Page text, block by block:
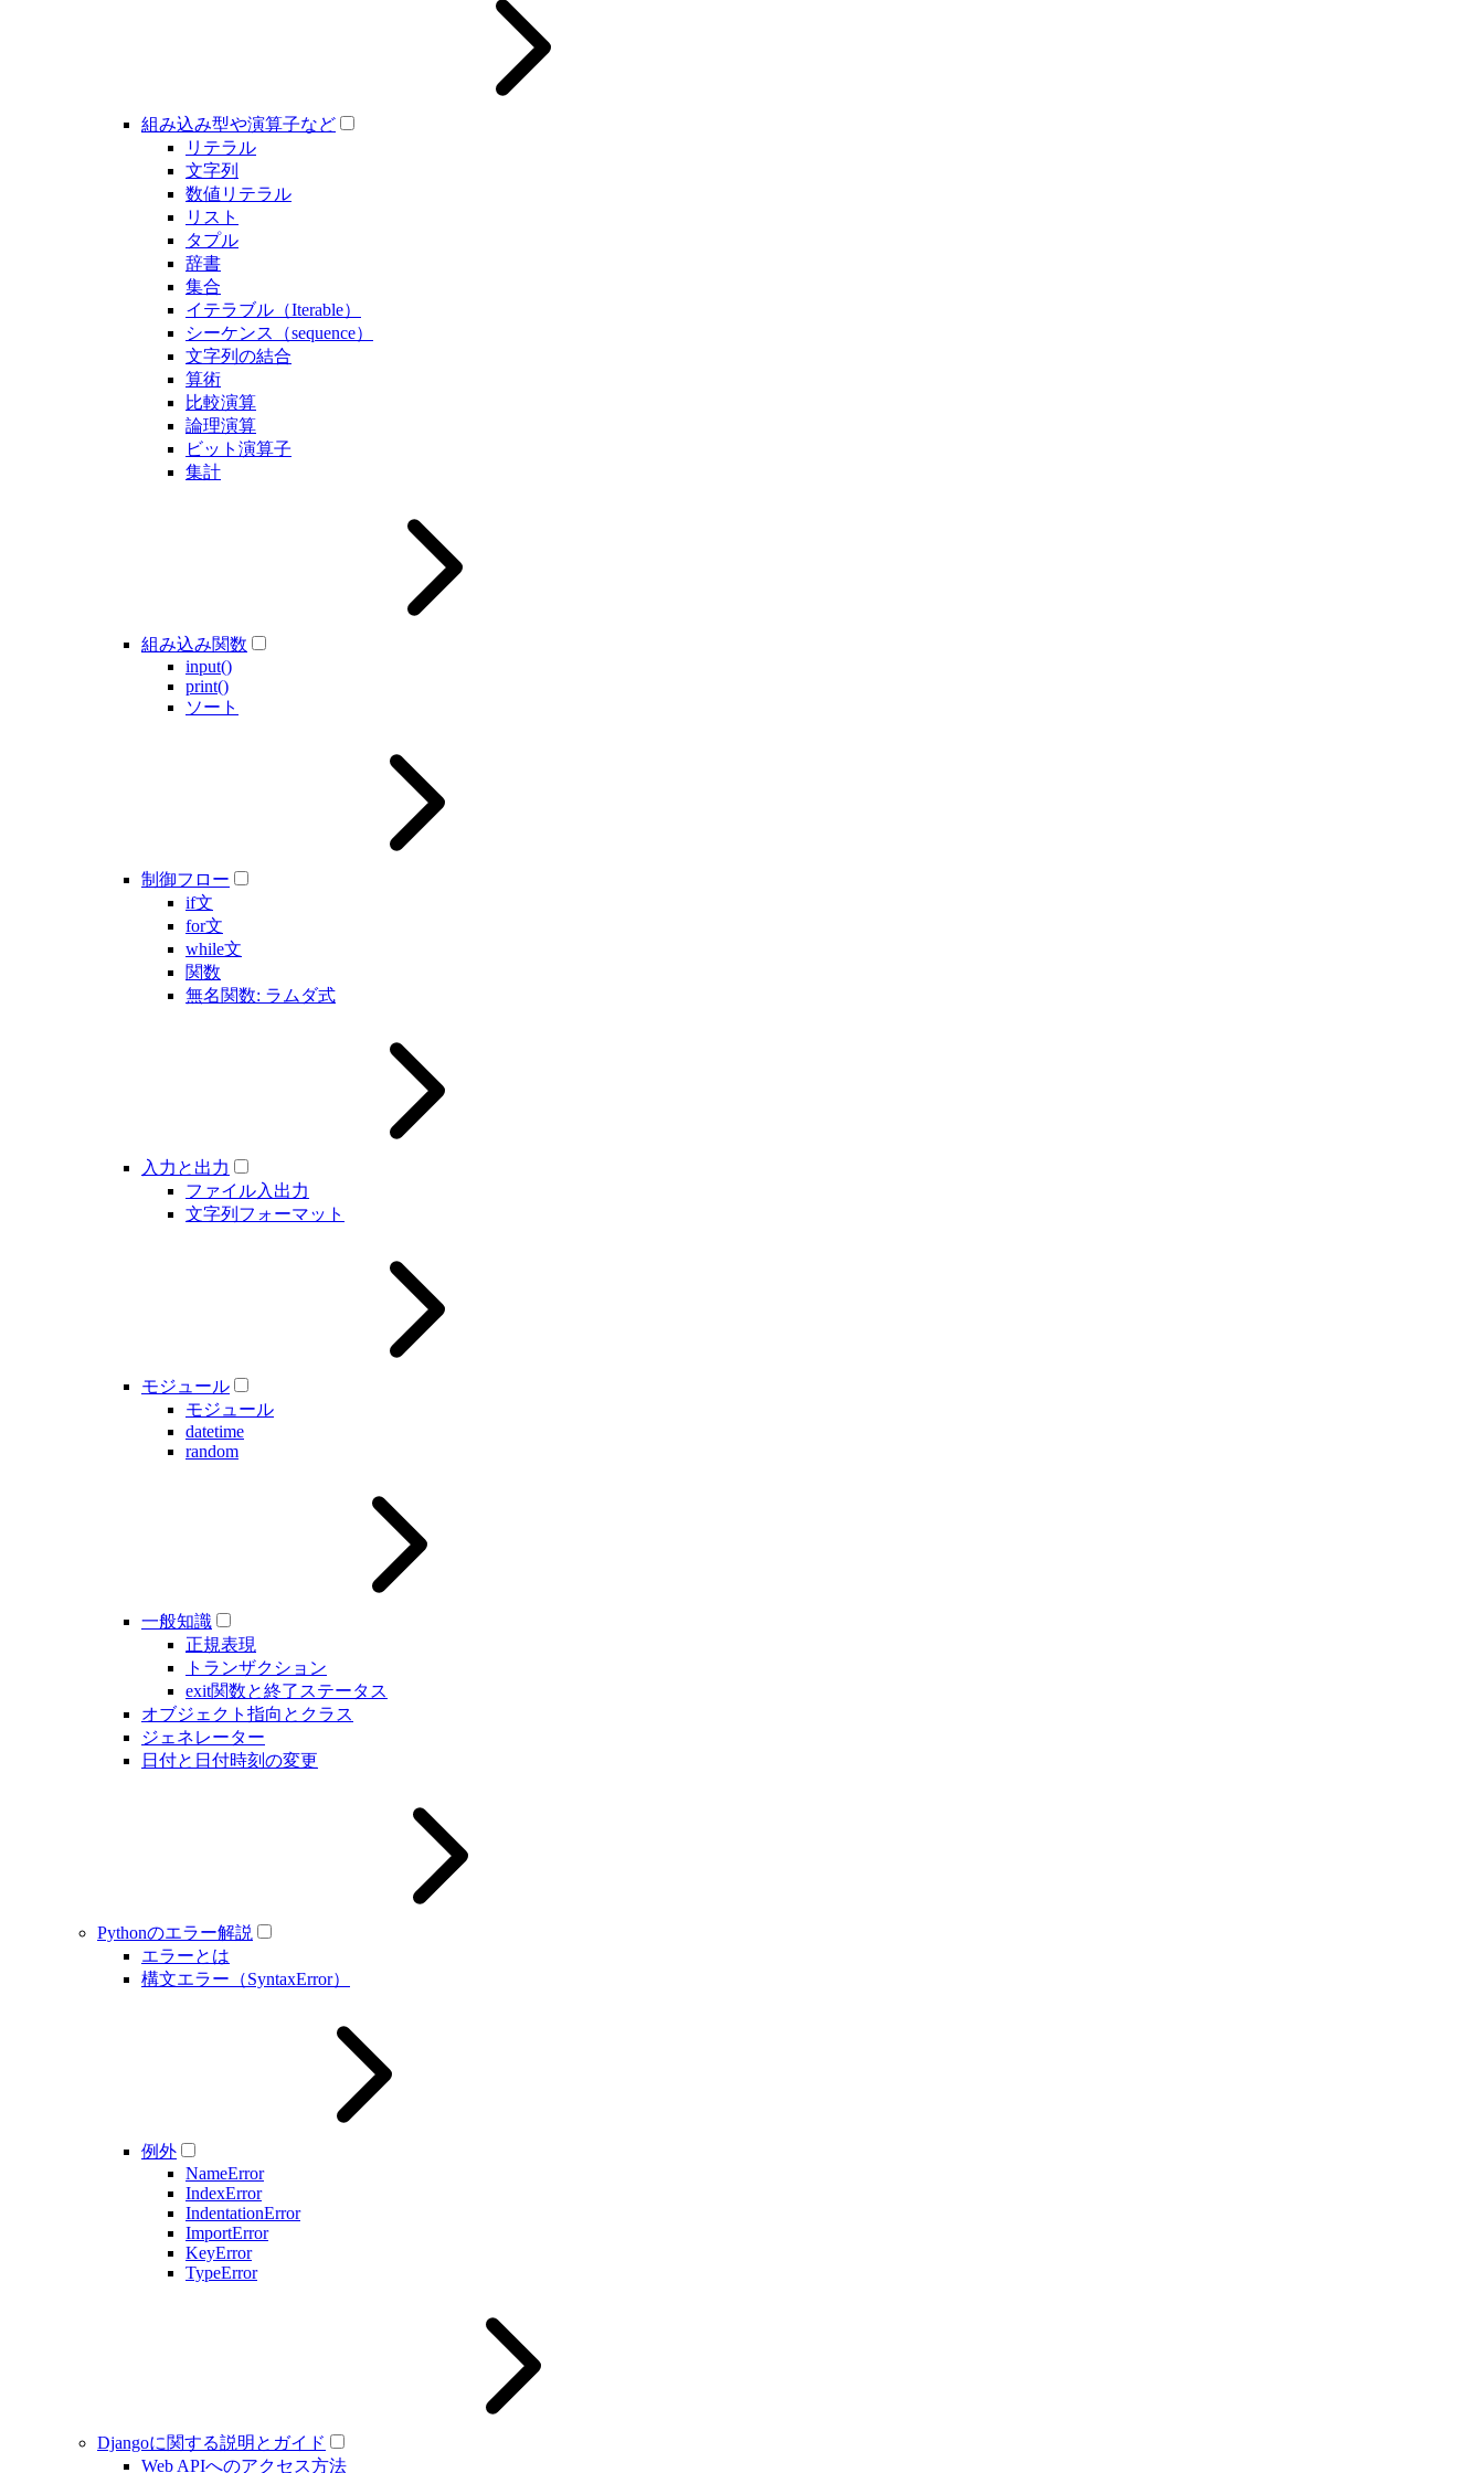
組み込み型や演算子など
リテラル
文字列
数値リテラル
リスト
タプル
辞書
集合
イテラブル（Iterable）
シーケンス（sequence）
文字列の結合
算術
比較演算
論理演算
ビット演算子
集計
組み込み関数
input()
print()
ソート
制御フロー
if文
for文
while文
関数
無名関数: ラムダ式
入力と出力
ファイル入出力
文字列フォーマット
モジュール
モジュール
datetime
random
一般知識
正規表現
トランザクション
exit関数と終了ステータス
オブジェクト指向とクラス
ジェネレーター
日付と日付時刻の変更
Pythonのエラー解説
エラーとは
構文エラー（SyntaxError）
例外
NameError
IndexError
IndentationError
ImportError
KeyError
TypeError
Djangoに関する説明とガイド
Web APIへのアクセス方法